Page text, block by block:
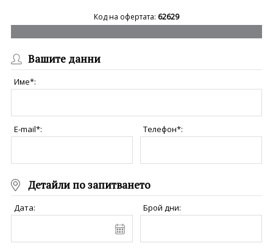
ОЩЕ
Политика за
поверителност
Партньори
Контакти
0898 52 52 53
ПОСЛЕДВАЙТЕ НИ
Код на офертата: 62629
Вашите данни
Име*:
E-mail*: Телефон*:
Детайли по запитването
Дата: Брой дни: